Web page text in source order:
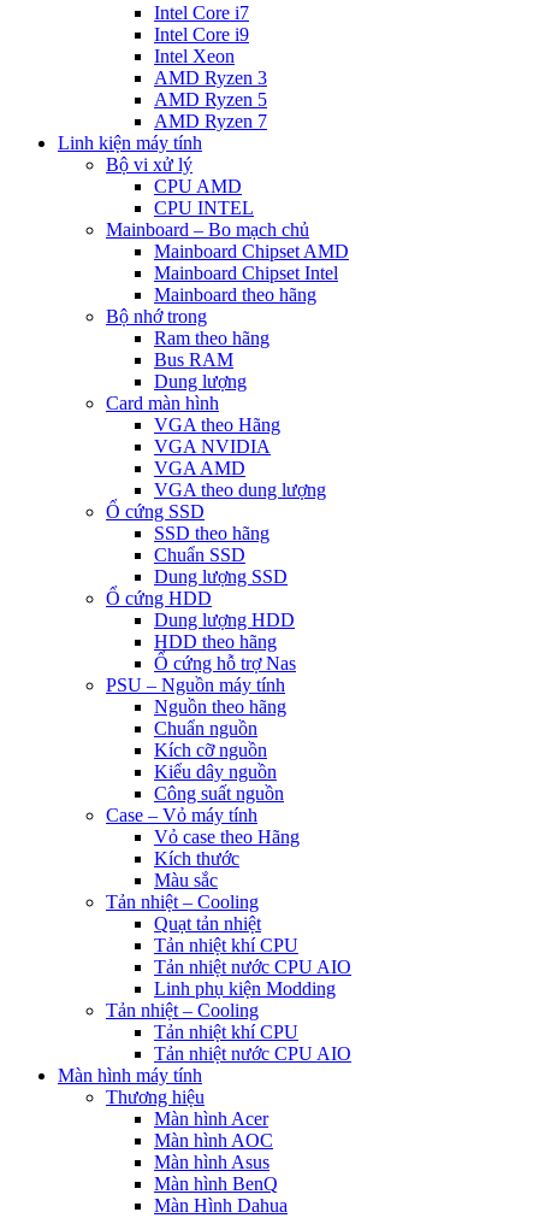
Intel Core i7
Intel Core i9
Intel Xeon
AMD Ryzen 3
AMD Ryzen 5
AMD Ryzen 7
Linh kiện máy tính
Bộ vi xử lý
CPU AMD
CPU INTEL
Mainboard – Bo mạch chủ
Mainboard Chipset AMD
Mainboard Chipset Intel
Mainboard theo hãng
Bộ nhớ trong
Ram theo hãng
Bus RAM
Dung lượng
Card màn hình
VGA theo Hãng
VGA NVIDIA
VGA AMD
VGA theo dung lượng
Ổ cứng SSD
SSD theo hãng
Chuẩn SSD
Dung lượng SSD
Ổ cứng HDD
Dung lượng HDD
HDD theo hãng
Ổ cứng hỗ trợ Nas
PSU – Nguồn máy tính
Nguồn theo hãng
Chuẩn nguồn
Kích cỡ nguồn
Kiểu dây nguồn
Công suất nguồn
Case – Vỏ máy tính
Vỏ case theo Hãng
Kích thước
Màu sắc
Tản nhiệt – Cooling
Quạt tản nhiệt
Tản nhiệt khí CPU
Tản nhiệt nước CPU AIO
Linh phụ kiện Modding
Tản nhiệt – Cooling
Tản nhiệt khí CPU
Tản nhiệt nước CPU AIO
Màn hình máy tính
Thương hiệu
Màn hình Acer
Màn hình AOC
Màn hình Asus
Màn hình BenQ
Màn Hình Dahua